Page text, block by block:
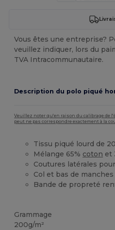
Vous êtes une entreprise?
veuillez indiquer, lors du
TVA Intracommunautaire.
Description du polo piqué
Veuillez noter qu'en raison du calibrage de
peut ne pas correspondre exactement à la
Tissu piqué lourd de
Mélange 65% coton et
Coutures latérales
Col et bas de manches
Bande de propreté
Grammage
200g/m²